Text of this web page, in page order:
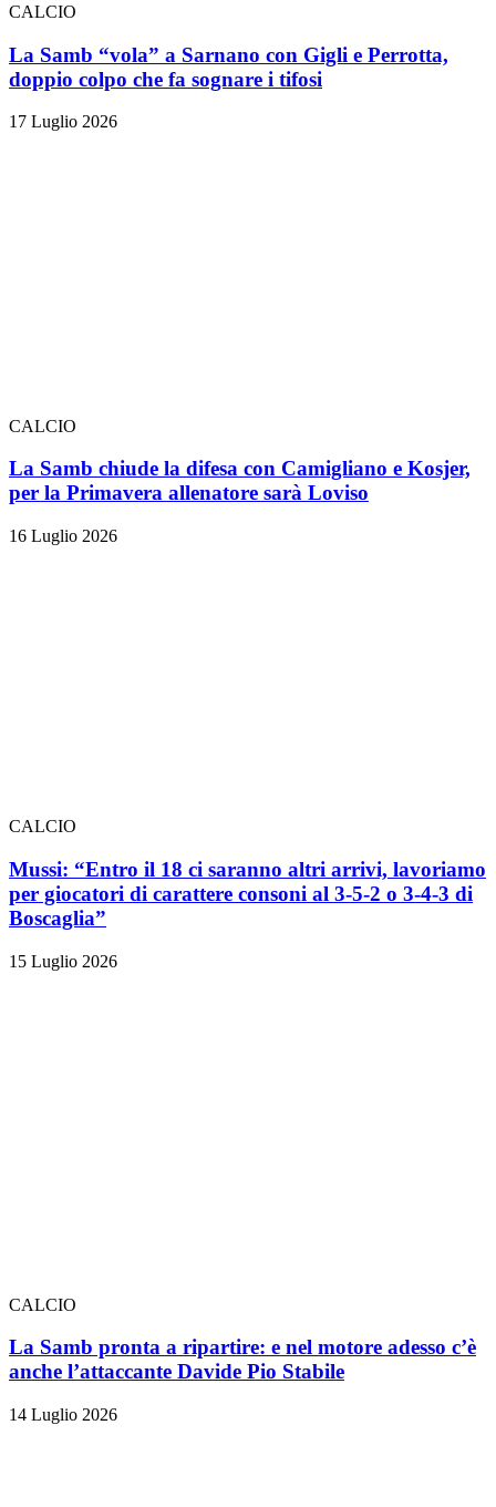
CALCIO
La Samb “vola” a Sarnano con Gigli e Perrotta,
doppio colpo che fa sognare i tifosi
17 Luglio 2026
CALCIO
La Samb chiude la difesa con Camigliano e Kosjer,
per la Primavera allenatore sarà Loviso
16 Luglio 2026
CALCIO
Mussi: “Entro il 18 ci saranno altri arrivi, lavoriamo
per giocatori di carattere consoni al 3-5-2 o 3-4-3 di
Boscaglia”
15 Luglio 2026
CALCIO
La Samb pronta a ripartire: e nel motore adesso c’è
anche l’attaccante Davide Pio Stabile
14 Luglio 2026